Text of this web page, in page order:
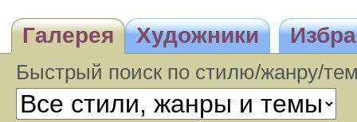
Галерея Художники
Быстрый поиск по стилю/жанру/